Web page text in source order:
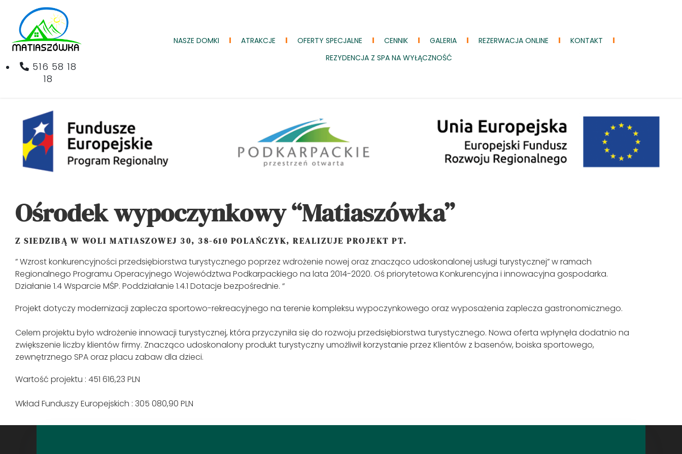
516 58 18
18
NASZE DOMKI ATRAKCJE OFERTY SPECJALNE CENNIK GALERIA REZERWACJA ONLINE
KONTAKT
REZYDENCJA Z SPA NA WYŁĄCZNOŚĆ
Ośrodek wypoczynkowy “Matiaszówka”
Z SIEDZIBĄ W WOLI MATIASZOWEJ 30, 38-610 POLAŃCZYK, REALIZUJE PROJEKT PT.
” Wzrost konkurencyjności przedsiębiorstwa turystycznego poprzez wdrożenie nowej oraz znacząco udoskonalonej usługi turystycznej” w ramach
Regionalnego Programu Operacyjnego Województwa Podkarpackiego na lata 2014-2020. Oś priorytetowa Konkurencyjna i innowacyjna gospodarka.
Działanie 1.4 Wsparcie MŚP. Poddziałanie 1.4.1 Dotacje bezpośrednie. “
Projekt dotyczy modernizacji zaplecza sportowo-rekreacyjnego na terenie kompleksu wypoczynkowego oraz wyposażenia zaplecza gastronomicznego.
Celem projektu było wdrożenie innowacji turystycznej, która przyczyniła się do rozwoju przedsiębiorstwa turystycznego. Nowa oferta wpłynęła dodatnio na
zwiększenie liczby klientów firmy. Znacząco udoskonalony produkt turystyczny umożliwił korzystanie przez Klientów z basenów, boiska sportowego,
zewnętrznego SPA oraz placu zabaw dla dzieci.
Wartość projektu : 451 616,23 PLN
Wkład Funduszy Europejskich : 305 080,90 PLN